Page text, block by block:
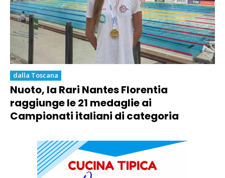
dalla Toscana
Nuoto, la Rari Nantes Florentia
raggiunge le 21 medaglie ai
Campionati italiani di categoria